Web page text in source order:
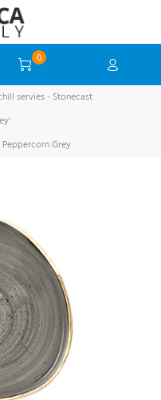
0
servies - Stonecast
Grey